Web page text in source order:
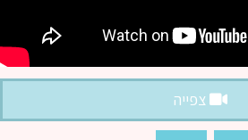
צפייה